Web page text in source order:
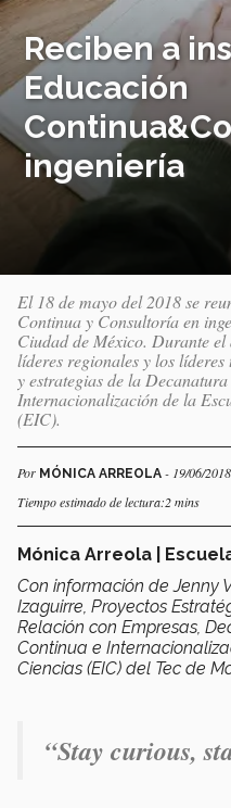
Reciben a
Educación
ingeniería
El 18 de mayo del 2018 se
Continua y Consultoría en
Ciudad de México. Durante el
líderes regionales y los
y estrategias de la
Internacionalización de la
(EIC).
Por MÓNICA ARREOLA - 19/06/2018
Tiempo estimado de lectura:2 mins
Mónica Arreola |
Con información de Jenny
Izaguirre, Proyectos
Relación con Empresas,
Continua e
Ciencias (EIC) del Tec de
“Stay curious,